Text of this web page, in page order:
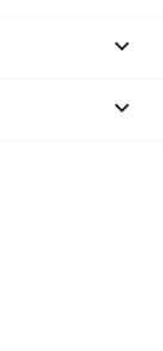

keyboard_arrow_down